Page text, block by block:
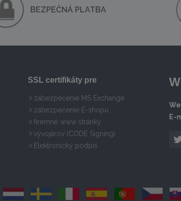
BEZPEČNÁ PLATBA
SSL certifikáty pre
zabezpečenie MS Exchange
zabezpečenie E-shopu
firemné www stránky
vývojárov (CODE Signing)
Elektronický podpis
E-